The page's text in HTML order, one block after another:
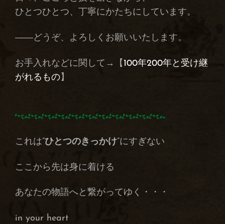
ひとつひとつ、丁寧にかたちにしています。
――どうぞ、よろしくお願いいたします。
お手入れなどに関して→【 100年200年と受け継
がれるもの】
これは”ひとつのきっかけ”にすぎない
ここから先は身に着ける
あなたの物語へと繋がってゆく・・・
in your heart